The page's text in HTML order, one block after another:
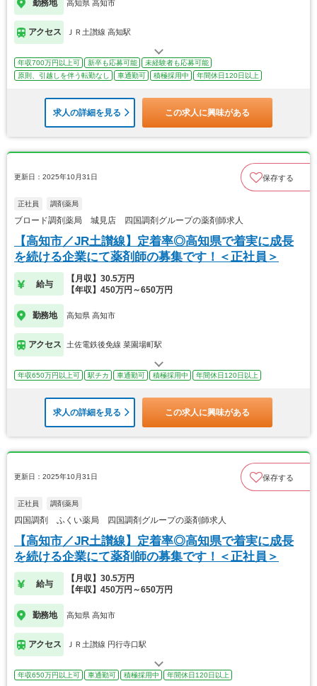
勤務地 高知県 高知市
アクセス ＪＲ土讃線 高知駅
年収700万円以上可 新卒も応募可能
未経験者も応募可能
原則、引越しを伴う転勤なし
車通勤可 積極採用中 年間休日120日以上
求人の詳細を見る この求人に興味がある
更新日：2025年10月31日 保存する
正社員 調剤薬局
ブロード調剤薬局 城見店 四国調剤グループの薬剤師求人
【高知市／JR土讃線】定着率◎高知県で着実に成長
を続ける企業にて薬剤師の募集です！＜正社員＞
給与
【月収】30.5万円
【年収】450万円～650万円
勤務地 高知県 高知市
アクセス 土佐電鉄後免線 菜園場町駅
年収650万円以上可 駅チカ 車通勤可 積極採用中 年間休日120日以上
求人の詳細を見る この求人に興味がある
更新日：2025年10月31日 保存する
正社員 調剤薬局
四国調剤 ふくい薬局 四国調剤グループの薬剤師求人
【高知市／JR土讃線】定着率◎高知県で着実に成長
を続ける企業にて薬剤師の募集です！＜正社員＞
給与
【月収】30.5万円
【年収】450万円～650万円
勤務地 高知県 高知市
アクセス ＪＲ土讃線 円行寺口駅
年収650万円以上可 車通勤可 積極採用中 年間休日120日以上